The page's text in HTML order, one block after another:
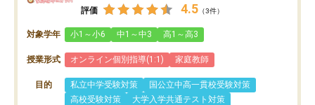
評価 4.5 （3件）
対象学年 小1～小6 中1～中3 高1～高3
授業形式 オンライン個別指導(1:1) 家庭教師
目的 私立中学受験対策
国公立中高一貫校受験対策
高校受験対策
大学入学共通テスト対策